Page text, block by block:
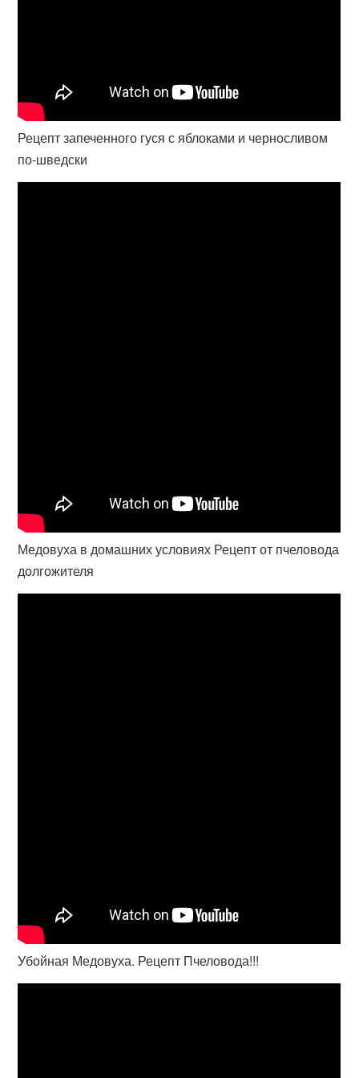
Рецепт запеченного гуся с яблоками и черносливом
по-шведски
Медовуха в домашних условиях Рецепт от пчеловода
долгожителя
Убойная Медовуха. Рецепт Пчеловода!!!